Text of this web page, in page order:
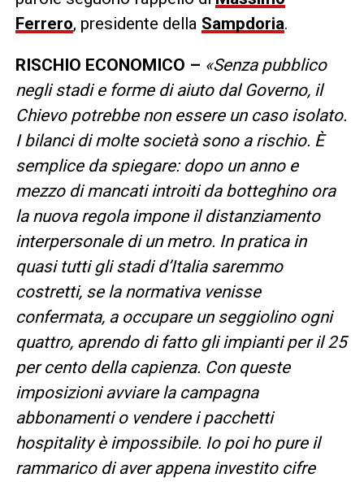
Ferrero, presidente della Sampdoria.
RISCHIO ECONOMICO – «Senza pubblico
negli stadi eforme di aiuto dal Governo, il
Chievo potrebbe non essere un caso isolato.
I bilanci di molte società sono a rischio. È
semplice da spiegare: dopo un anno e
mezzo di mancati introiti da botteghino ora
la nuova regola impone il distanziamento
interpersonale di un metro. In pratica in
quasi tutti gli stadi d’Italia saremmo
costretti, se la normativa venisse
confermata, a occupare un seggiolino ogni
quattro, aprendo di fatto gli impianti per il 25
per cento della capienza. Con queste
imposizioni avviare la campagna
abbonamenti o vendere i pacchetti
hospitality è impossibile. Io poi ho pure il
rammarico di aver appena investito cifre